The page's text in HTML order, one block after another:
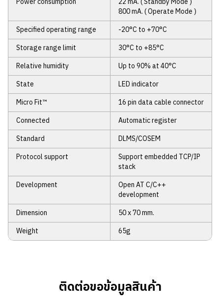
800 mA. ( Operate Mode )
Specified operating range
-20°C to +70°C
Storage range limit
30°C to +85°C
Relative humidity
Up to 90% at 40°C
State
LED indicator
Micro Fit™
16 pin data cable connector
Connected
Automatic register
Standard
DLMS/COSEM
Protocol support
Support embedded TCP/IP
stack
Development
Open AT C/C++
development
Dimension
50 x 70 mm.
Weight
65g
ติดต่อขอข้อมูลสินค้า